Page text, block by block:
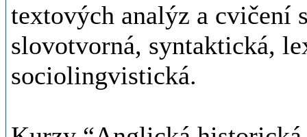
textových analýz a cvičení
slovotvorná, syntaktická,
sociolingvistická.